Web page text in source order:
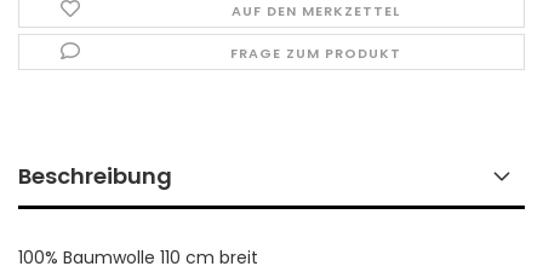
AUF DEN MERKZETTEL
FRAGE ZUM PRODUKT
Beschreibung
100% Baumwolle 110 cm breit